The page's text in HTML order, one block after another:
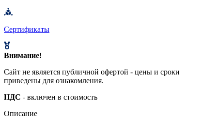
Сертификаты
Внимание!
Сайт не является публичной офертой - цены и сроки
приведены для ознакомления.
НДС - включен в стоимость
Описание